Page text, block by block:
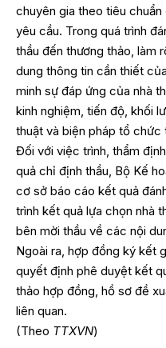
chuyên gia theo tiêu
yêu cầu. Trong quá trình
thầu đến thương thảo, làm
dung thông tin cần thiết
minh sự đáp ứng của nhà
kinh nghiệm, tiến độ, khối
thuật và biện pháp tổ chức
Đối với việc trình, thẩm
quả chỉ định thầu, Bộ Kế
cơ sở báo cáo kết quả
trình kết quả lựa chọn nhà
bên mời thầu về các nội
Ngoài ra, hợp đồng ký kết
quyết định phê duyệt kết
thảo hợp đồng, hồ sơ đề
liên quan.
(Theo TTXVN)